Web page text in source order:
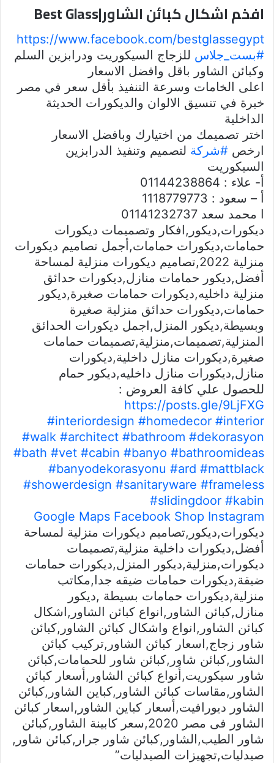
افخم اشكال كبائن الشاور|Best Glass
https://www.facebook.com/bestglassegypt
#بست_جلاس للزجاج السيكوريت ودرابزين السلم
وكبائن الشاور باقل وافضل الاسعار
اعلى الخامات وسرعة التنفيذ بأقل سعر في مصر
خبرة في تنسيق الالوان والديكورات الحديثة
الداخلية
اختر تصميمك من اختيارك وبافضل الاسعار
ارخص #شركة لتصميم وتنفيذ الدرابزين
السيكوريت
أ- علاء : 01144238864
أ – سعود : 1118779773
ا محمد سعد 01141232737
ديكورات,ديكور,افكار وتصميمات ديكورات
حمامات,ديكورات حمامات,أجمل تصاميم ديكورات
منزلية 2022,تصاميم ديكورات منزلية لمساحة
أفضل,ديكور حمامات منازل,ديكورات حدائق
منزلية داخليه,ديكورات حمامات صغيرة,ديكور
حمامات,ديكورات حدائق منزلية صغيرة
وبسيطة,ديكور المنزل,اجمل ديكورات الحدائق
المنزلية,تصميمات,منزلية,تصميمات حمامات
صغيرة,ديكورات منازل داخلية,ديكورات
منازل,ديكورات منازل داخليه,ديكور حمام
للحصول علي كافة العروض :
https://posts.gle/9LjFXG
#interiordesign #homedecor #interior
#walk #architect #bathroom #dekorasyon
#bath #vet #cabin #banyo #bathroomideas
#banyodekorasyonu #ard #mattblack
#showerdesign #sanitaryware #frameless
#slidingdoor #kabin
Google Maps Facebook Shop Instagram
ديكورات,ديكور,تصاميم ديكورات منزلية لمساحة
أفضل,ديكورات داخلية منزلية,تصميمات
ديكورات,منزلية,ديكور المنزل,ديكورات حمامات
ضيقة,ديكورات حمامات ضيقه جدا,مكاتب
منزلية,ديكورات حمامات بسيطة ,ديكور
منازل,كبائن الشاور,انواع كبائن الشاور,اشكال
كبائن الشاور,انواع واشكال كبائن الشاور,كبائن
شاور زجاج,اسعار كبائن الشاور,تركيب كبائن
الشاور,كبائن شاور,كبائن شاور للحمامات,كبائن
شاور سيكوريت,أنواع كبائن الشاور,أسعار كبائن
الشاور,مقاسات كبائن الشاور,كباين الشاور,كبائن
الشاور ديورافيت,أسعار كباين الشاور,اسعار كبائن
الشاور فى مصر 2020,سعر كابينة الشاور,كبائن
شاور الطيب,الشاور,كبائن شاور جرار,كبائن شاور,
صيدليات,تجهيزات الصيدليات”